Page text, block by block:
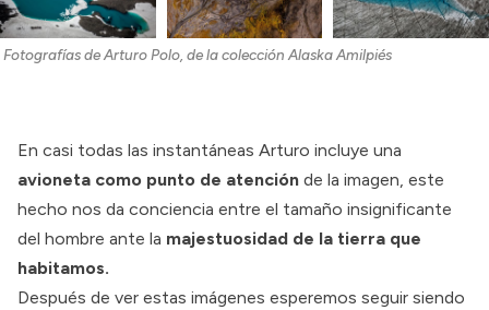
Fotografías de Arturo Polo, de la colección Alaska Amilpiés
En casi todas las instantáneas Arturo incluye una
avioneta como punto de atención de la imagen, este
hecho nos da conciencia entre el tamaño insignificante
del hombre ante la majestuosidad de la tierra que
habitamos.
Después de ver estas imágenes esperemos seguir siendo